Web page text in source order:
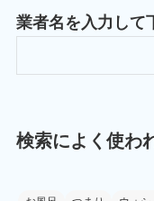
業者名を入力して
検索によく使わ